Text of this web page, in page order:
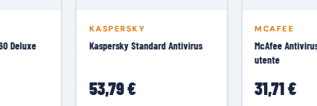
Deluxe
KASPERSKY
Kaspersky Standard Antivirus
53,79 €
MCAFEE
McAfee
utente
31,71 €